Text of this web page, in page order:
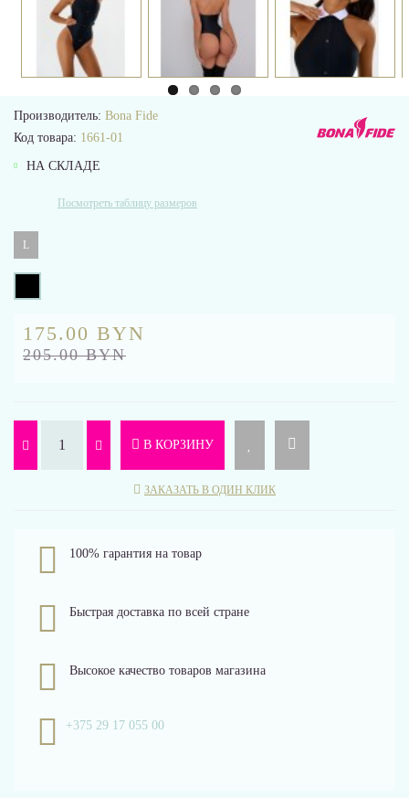
Производитель: Bona Fide
Код товара: 1661-01
НА СКЛАДЕ
Посмотреть таблицу размеров
L
175.00 BYN
205.00 BYN
В КОРЗИНУ
ЗАКАЗАТЬ В ОДИН КЛИК
100% гарантия на товар
Быстрая доставка по всей стране
Высокое качество товаров магазина
+375 29 17 055 00